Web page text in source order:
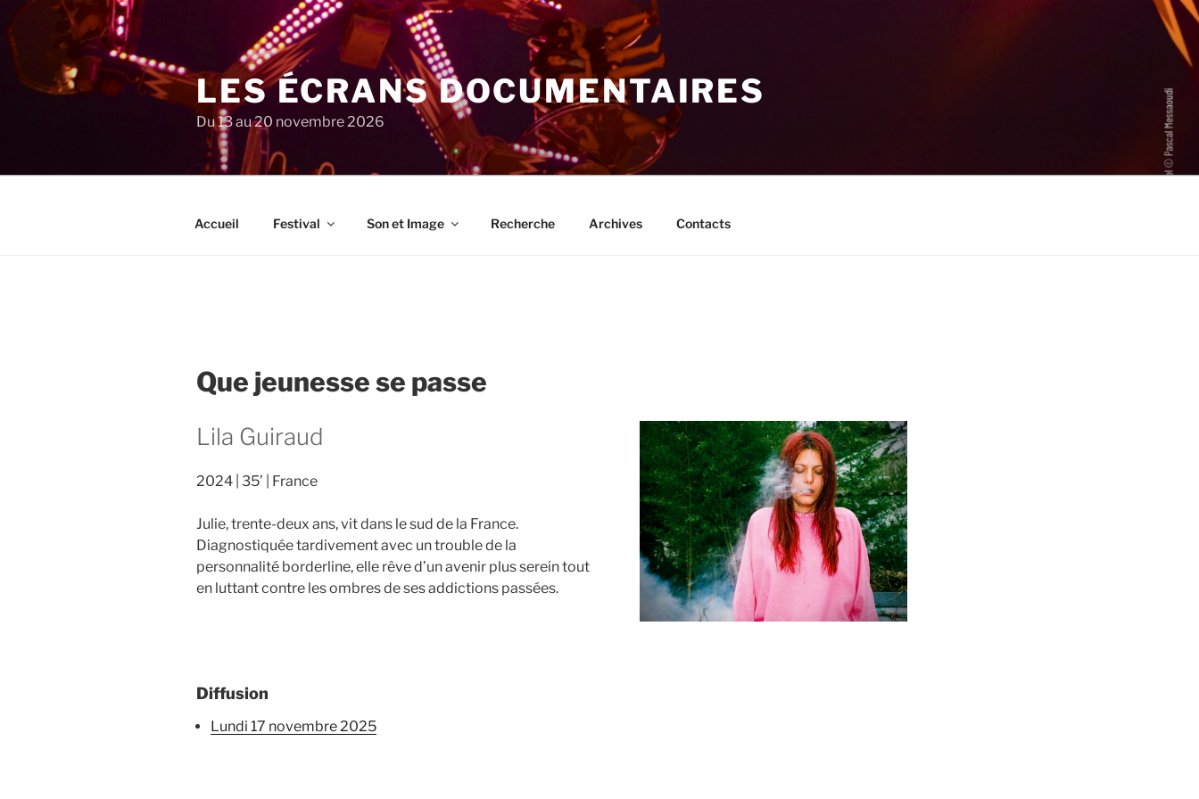
au
contenu
principal
LES ÉCRANS DOCUMENTAIRES
Du 13 au 20 novembre 2026
Accueil Festival Son et Image Recherche Archives Contacts
Que jeunesse se passe
Lila Guiraud
2024 35’ France
Julie, trente-deux ans, vit dans le sud de la France.
Diagnostiquée tardivement avec un trouble de la
personnalité borderline, elle rêve d’un avenir plus serein tout
en luttant contre les ombres de ses addictions passées.
Diffusion
lundi 17 novembre 2025